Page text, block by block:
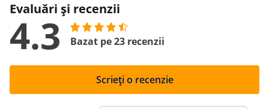
Evaluări și recenzii
4.3 Bazat pe 23 recenzii
Scrieți o recenzie